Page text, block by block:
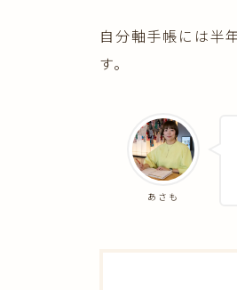
自分軸手帳には半
す。
あさも